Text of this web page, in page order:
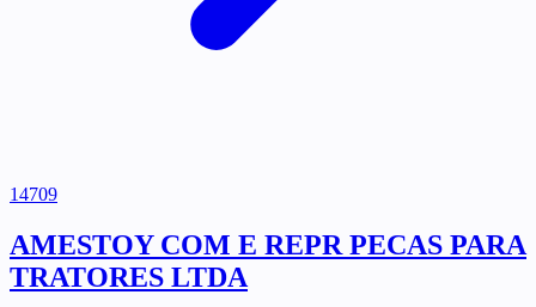
14709
AMESTOY COM E REPR PECAS PARA
TRATORES LTDA